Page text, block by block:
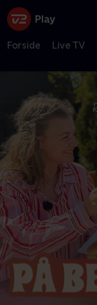
Forside Live TV